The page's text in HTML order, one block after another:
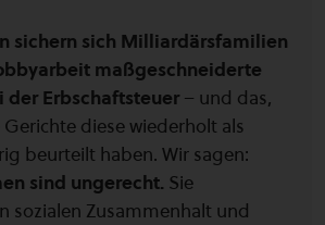
sichern sich Milliardärsfamilien
maßgeschneiderte
der Erbschaftsteuer – und das,
diese wiederholt als
beurteilt haben. Wir sagen:
sind ungerecht. Sie
sozialen Zusammenhalt und